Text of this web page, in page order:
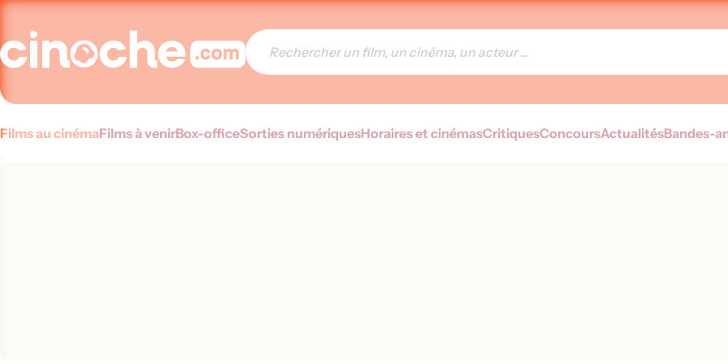
Films au cinémaFilms à venirBox-officeSorties numériquesHoraires et cinémasCritiquesConcoursActualitésBandes-